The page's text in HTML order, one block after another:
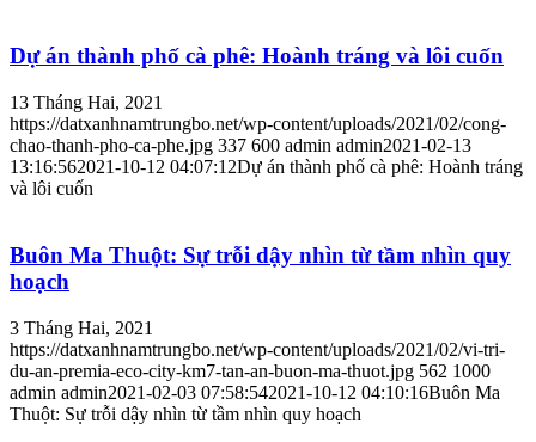
Dự án thành phố cà phê: Hoành tráng và lôi cuốn
13 Tháng Hai, 2021
https://datxanhnamtrungbo.net/wp-content/uploads/2021/02/cong-
chao-thanh-pho-ca-phe.jpg 337 600 admin admin2021-02-13
13:16:562021-10-12 04:07:12Dự án thành phố cà phê: Hoành tráng
và lôi cuốn
Buôn Ma Thuột: Sự trỗi dậy nhìn từ tầm nhìn quy
hoạch
3 Tháng Hai, 2021
https://datxanhnamtrungbo.net/wp-content/uploads/2021/02/vi-tri-
du-an-premia-eco-city-km7-tan-an-buon-ma-thuot.jpg 562 1000
admin admin2021-02-03 07:58:542021-10-12 04:10:16Buôn Ma
Thuột: Sự trỗi dậy nhìn từ tầm nhìn quy hoạch